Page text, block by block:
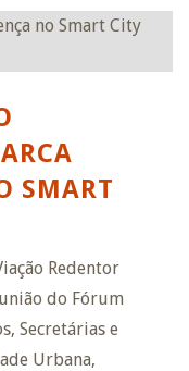
SMART
Redentor
do Fórum
Secretárias e
Urbana,